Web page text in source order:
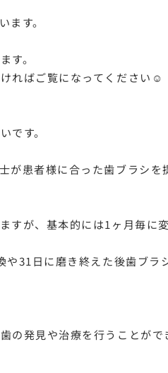
す。
す。
ればご覧になってください☺︎
です。
患者様に合った歯ブラシを
すが、基本的には1ヶ月毎に
31日に磨き終えた後歯ブラ
発見や治療を行うことがで